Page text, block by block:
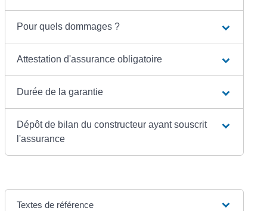
Pour quels dommages ?
Attestation d'assurance obligatoire
Durée de la garantie
Dépôt de bilan du constructeur ayant souscrit
l'assurance
Textes de référence